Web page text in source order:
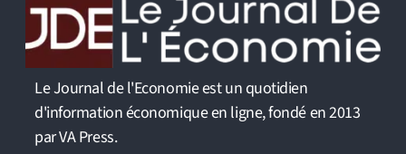
Le Journal de l'Economie est un quotidien
d'information économique en ligne, fondé en 2013
par VA Press.